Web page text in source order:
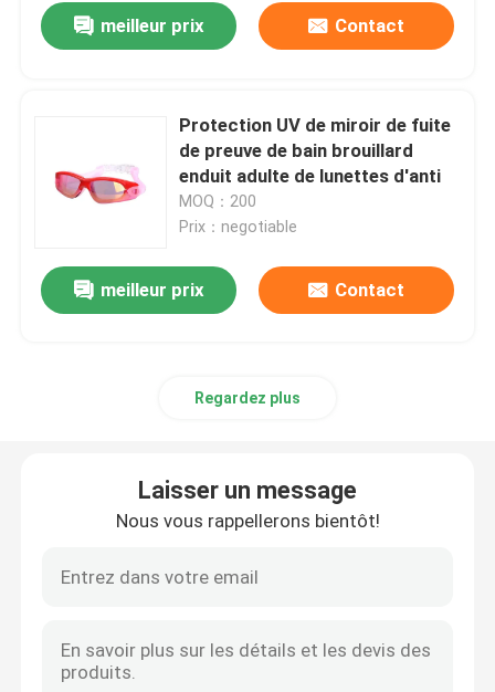
meilleur prix Contact
Protection UV de miroir de fuite
de preuve de bain brouillard
enduit adulte de lunettes d'anti
MOQ：200
Prix：negotiable
meilleur prix Contact
Regardez plus
Laisser un message
Nous vous rappellerons bientôt!